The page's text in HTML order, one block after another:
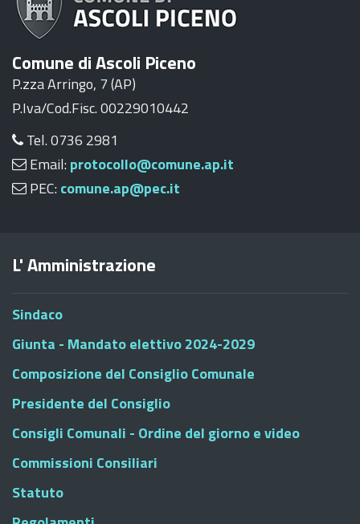
Comune di Ascoli Piceno
P.zza Arringo, 7 (AP)
P.Iva/Cod.Fisc. 00229010442
Tel. 0736 2981
Email: protocollo@comune.ap.it
PEC: comune.ap@pec.it
L' Amministrazione
Sindaco
Giunta - Mandato elettivo 2024-2029
Composizione del Consiglio Comunale
Presidente del Consiglio
Consigli Comunali - Ordine del giorno e video
Commissioni Consiliari
Statuto